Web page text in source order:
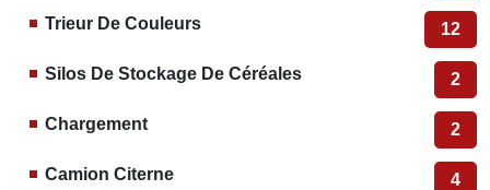
Trieur De Couleurs 12
Silos De Stockage De Céréales 2
Chargement 2
Camion Citerne 4